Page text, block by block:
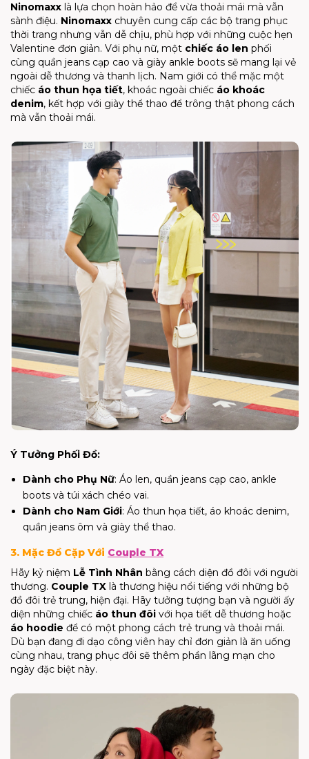
Ninomaxx là lựa chọn hoàn hảo để vừa thoải mái mà vẫn
sành điệu. Ninomaxx chuyên cung cấp các bộ trang phục
thời trang nhưng vẫn dễ chịu, phù hợp với những cuộc hẹn
Valentine đơn giản. Với phụ nữ, một chiếc áo len phối
cùng quần jeans cạp cao và giày ankle boots sẽ mang lại vẻ
ngoài dễ thương và thanh lịch. Nam giới có thể mặc một
chiếc áo thun họa tiết, khoác ngoài chiếc áo khoác
denim, kết hợp với giày thể thao để trông thật phong cách
mà vẫn thoải mái.
Ý Tưởng Phối Đồ:
Dành cho Phụ Nữ: Áo len, quần jeans cạp cao, ankle
boots và túi xách chéo vai.
Dành cho Nam Giới: Áo thun họa tiết, áo khoác denim,
quần jeans ôm và giày thể thao.
3. Mặc Đồ Cặp Với Couple TX
Hãy kỷ niệm Lễ Tình Nhân bằng cách diện đồ đôi với người
thương. Couple TX là thương hiệu nổi tiếng với những bộ
đồ đôi trẻ trung, hiện đại. Hãy tưởng tượng bạn và người ấy
diện những chiếc áo thun đôi với họa tiết dễ thương hoặc
áo hoodie để có một phong cách trẻ trung và thoải mái.
Dù bạn đang đi dạo công viên hay chỉ đơn giản là ăn uống
cùng nhau, trang phục đôi sẽ thêm phần lãng mạn cho
ngày đặc biệt này.